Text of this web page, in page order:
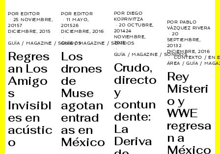
POREDITOR
25 NOVIEMBRE,
20157
DICIEMBRE, 2015
GUÍA / MAGAZINE / SONIDOS
Regres
an Los
Amigo
s
Invisibl
es en
acústic
o
POREDITOR
11 MAYO,
201526
DICIEMBRE, 2016
GUÍA / MAGAZINE / SONIDOS
Los
drones
de
Muse
agotan
entrad
as en
México
POR DIEGO
KOPRIVITZA
20 OCTUBRE,
201424
NOVIEMBRE,
2015
GUÍA / MAGAZINE / SONIDOS
Crudo,
directo
y
contun
dente:
La
Deriva
POR PABLO
VÁZQUEZ RIVERA
20
SEPTIEMBRE,
2013 2
DICIEMBRE, 2016
CONTEXTO / EN
ÁREA / GUÍA /
Rey
Misteri
o y
WWE
regresa
n a
México